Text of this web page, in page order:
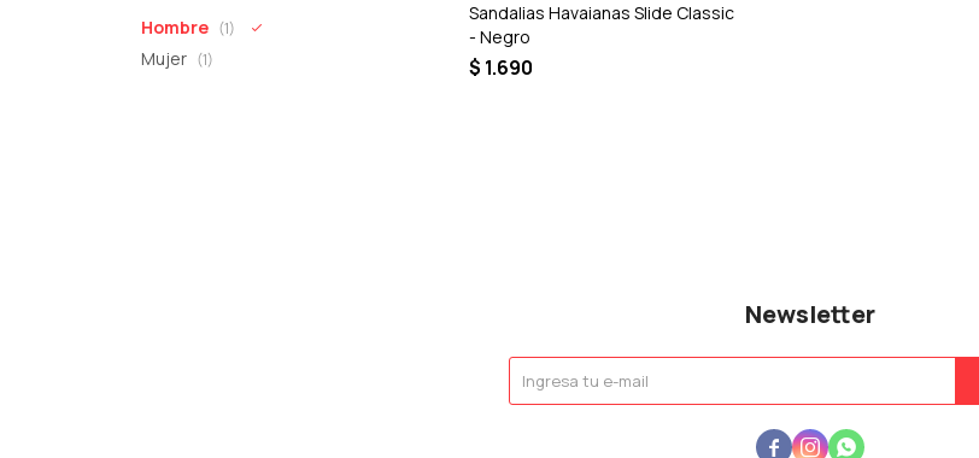
Sandalias Havaianas Slide Classic
- Negro
$ 1.690
Hombre (1)
Mujer (1)
Newsletter
  